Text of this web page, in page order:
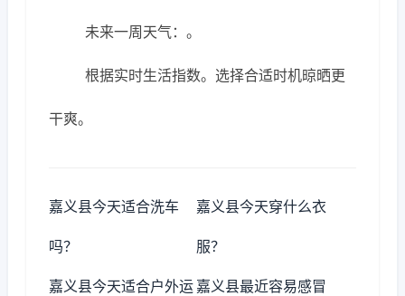
未来一周天气：。
根据实时生活指数。选择合适时机晾晒更
干爽。
嘉义县今天适合洗车
吗？
嘉义县今天穿什么衣
服？
嘉义县今天适合户外运 嘉义县最近容易感冒